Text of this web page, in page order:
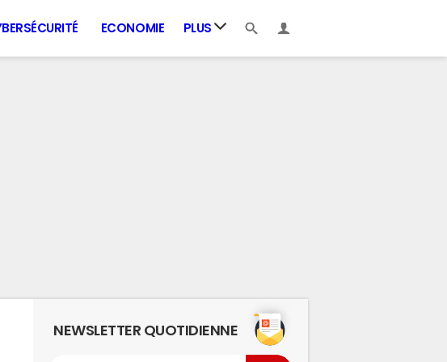
ECONOMIE PLUS
NEWSLETTER QUOTIDIENNE